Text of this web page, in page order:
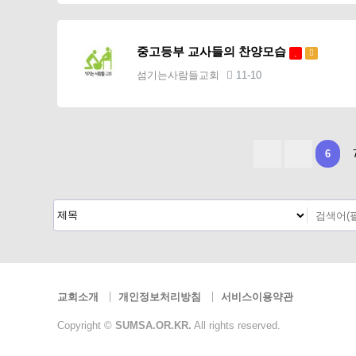
중고등부 교사들의 찬양모습
섬기는사람들교회 11-10
6
교회소개 개인정보처리방침 서비스이용약관
Copyright © SUMSA.OR.KR. All rights reserved.